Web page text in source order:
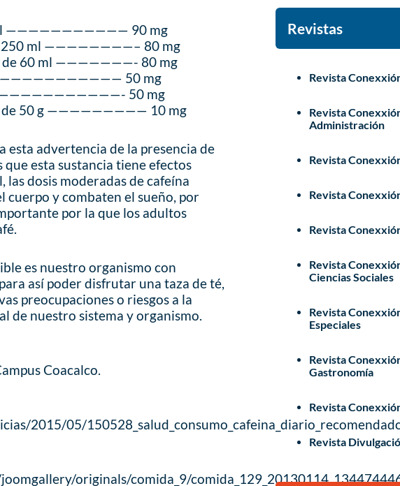
ml ——————————— 90 mg
250 ml ————————– 80 mg
de 60 ml ———————- 80 mg
———————————— 50 mg
————————————- 50 mg
de 50 g ————————— 10 mg
advertencia de la presencia de
esta sustancia tiene efectos
dosis moderadas de cafeína
y combaten el sueño, por
por la que los adultos
es nuestro organismo con
así poder disfrutar una taza de té,
preocupaciones o riesgos a la
de nuestro sistema y organismo.
Coacalco.
2015/05/
originals/comida_9/
Revistas
Revista
Revista
Administración
Revista
Revista
Revista
Revista
Ciencias Sociales
Revista
Especiales
Revista
Gastronomía
Revista
Revista